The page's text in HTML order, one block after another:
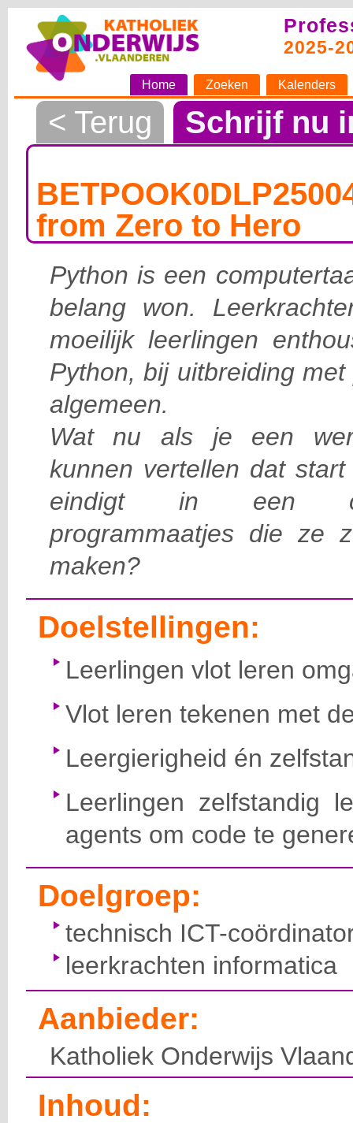
2025-
Home Zoeken Kalenders
< Terug Schrijf nu
from Zero to Hero
Python is een
belang won.
moeilijk leerlingen
Python,bijuitbreiding met
algemeen.
Wat nu als je een
kunnen vertellen dat start
eindigt in een
programmaatjes die ze
maken?
Doelstellingen:
Leerlingen vlot leren
Vlot leren tekenen met
Leergierigheid én
Leerlingen zelfstandig
agents om code te
Doelgroep:
technisch ICT-
leerkrachten informatica
Aanbieder:
Katholiek Onderwijs
Inhoud: